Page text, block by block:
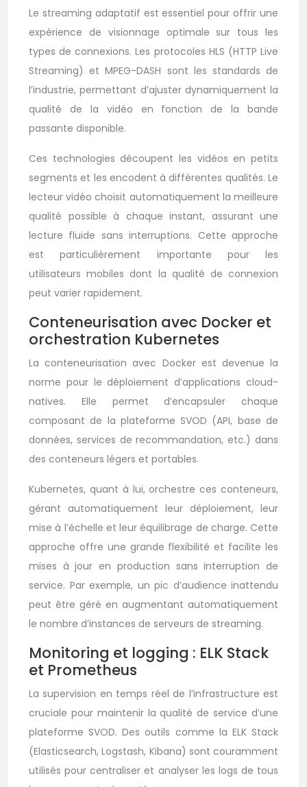
Le streaming adaptatif est essentiel pour offrir une
expérience de visionnage optimale sur tous les
types de connexions. Les protocoles HLS (HTTP Live
Streaming) et MPEG-DASH sont les standards de
l’industrie, permettant d’ajuster dynamiquement la
qualité de la vidéo en fonction de la bande
passante disponible.
Ces technologies découpent les vidéos en petits
segments et les encodent à différentes qualités. Le
lecteur vidéo choisit automatiquement la meilleure
qualité possible à chaque instant, assurant une
lecture fluide sans interruptions. Cette approche
est particulièrement importante pour les
utilisateurs mobiles dont la qualité de connexion
peut varier rapidement.
Conteneurisation avec Docker et
orchestration Kubernetes
La conteneurisation avec Docker est devenue la
norme pour le déploiement d’applications cloud-
natives. Elle permet d’encapsuler chaque
composant de la plateforme SVOD (API, base de
données, services de recommandation, etc.) dans
des conteneurs légers et portables.
Kubernetes, quant à lui, orchestre ces conteneurs,
gérant automatiquement leur déploiement, leur
mise à l’échelle et leur équilibrage de charge. Cette
approche offre une grande flexibilité et facilite les
mises à jour en production sans interruption de
service. Par exemple, un pic d’audience inattendu
peut être géré en augmentant automatiquement
le nombre d’instances de serveurs de streaming.
Monitoring et logging : ELK Stack
et Prometheus
La supervision en temps réel de l’infrastructure est
cruciale pour maintenir la qualité de service d’une
plateforme SVOD. Des outils comme la ELK Stack
(Elasticsearch, Logstash, Kibana) sont couramment
utilisés pour centraliser et analyser les logs de tous